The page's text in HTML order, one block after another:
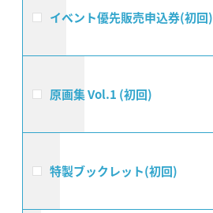
イベント優先販売申込券(初回)
原画集 Vol.1 (初回)
特製ブックレット(初回)